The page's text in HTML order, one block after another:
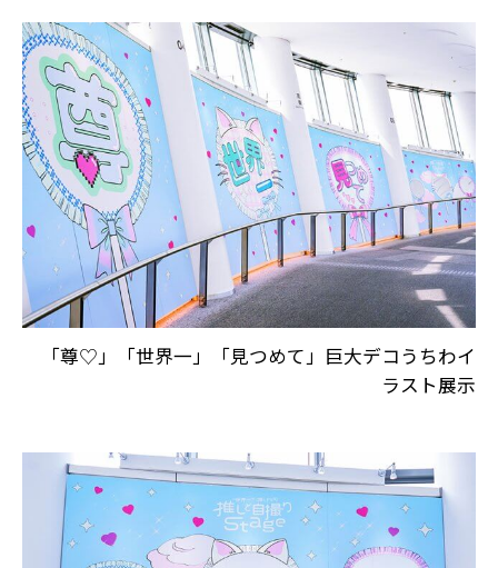
「尊♡」「世界一」「見つめて」巨大デコうちわイ
ラスト展示